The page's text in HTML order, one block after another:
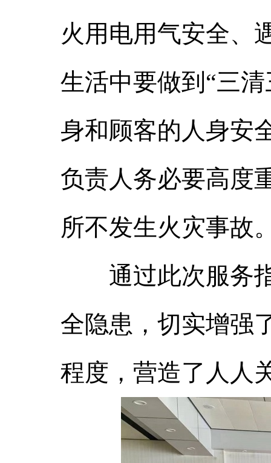
火用电用气安全、
生活中要做到“三
身和顾客的人身安
负责人务必要高度
所不发生火灾事故
通过此次服务指
全隐患，切实增强
程度，营造了人人